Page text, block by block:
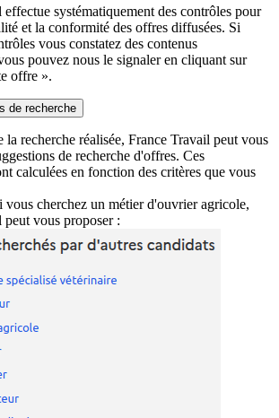
systématiquement des contrôles pour
et la conformité des offres diffusées. Si
vous constatez des contenus
pouvez nous le signaler en cliquant sur
offre ».
de recherche
la recherche réalisée, France Travail peut vous
de recherche d'offres. Ces
calculées en fonction des critères que vous
vous cherchez un métier d'ouvrier agricole,
peut vous proposer :